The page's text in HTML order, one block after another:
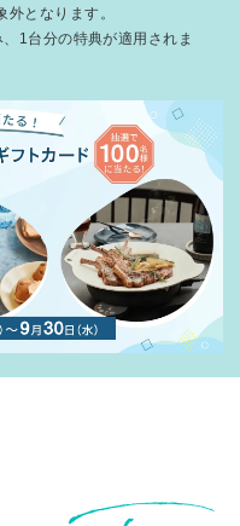
外となります。
1台分の特典が適用されま